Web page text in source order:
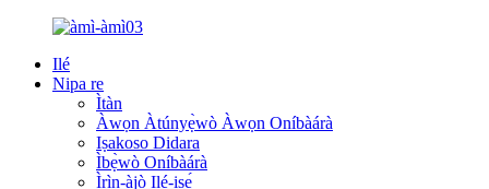
Ilé
Nipa re
Ìtàn
Àwọn Àtúnyẹ̀wò Àwọn Oníbàárà
Iṣakoso Didara
Ìbẹ̀wò Oníbàárà
Ìrìn-àjò Ilé-iṣẹ́